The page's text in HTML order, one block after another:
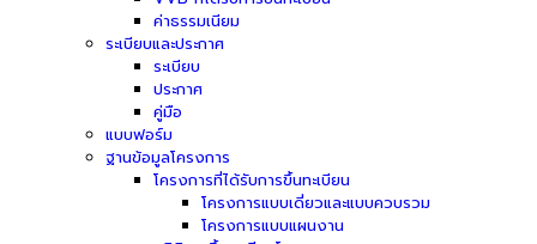
ค่าธรรมเนียม
ระเบียบและประกาศ
ระเบียบ
ประกาศ
คู่มือ
แบบฟอร์ม
ฐานข้อมูลโครงการ
โครงการที่ได้รับการขึ้นทะเบียน
โครงการแบบเดี่ยวและแบบควบรวม
โครงการแบบแผนงาน